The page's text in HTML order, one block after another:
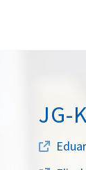
JG-